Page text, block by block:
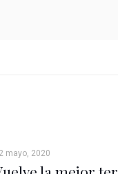
mayo, 2020